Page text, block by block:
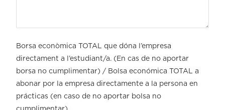
Borsa econòmica TOTAL que dóna l’empresa
directament a l’estudiant/a. (En cas de no aportar
borsa no cumplimentar) / Bolsa económica TOTAL a
abonar por la empresa directamente a la persona en
prácticas (en caso de no aportar bolsa no